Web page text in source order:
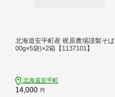
北海道安平町産 梶原農場謹製そば (2
00g×5袋)×2箱【1137101】
北海道安平町
14,000 円